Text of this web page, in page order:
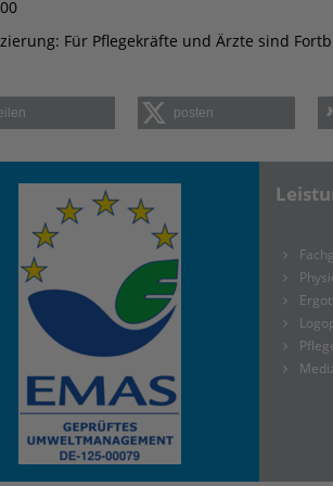
Für Pflegekräfte und Ärzte sind
posten